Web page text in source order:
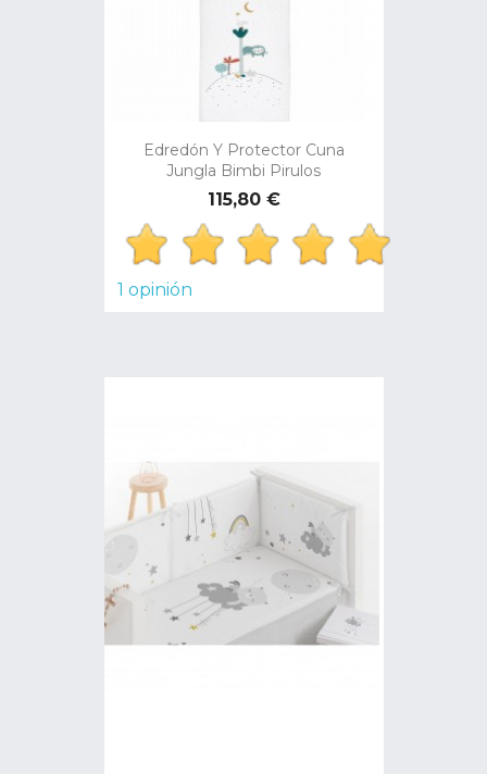
Edredón Y Protector Cuna
Jungla Bimbi Pirulos
Precio
115,80 €
1 opinión